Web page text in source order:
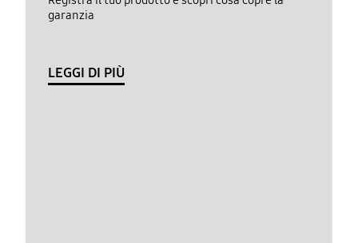
garanzia
LEGGI DI PIÙ